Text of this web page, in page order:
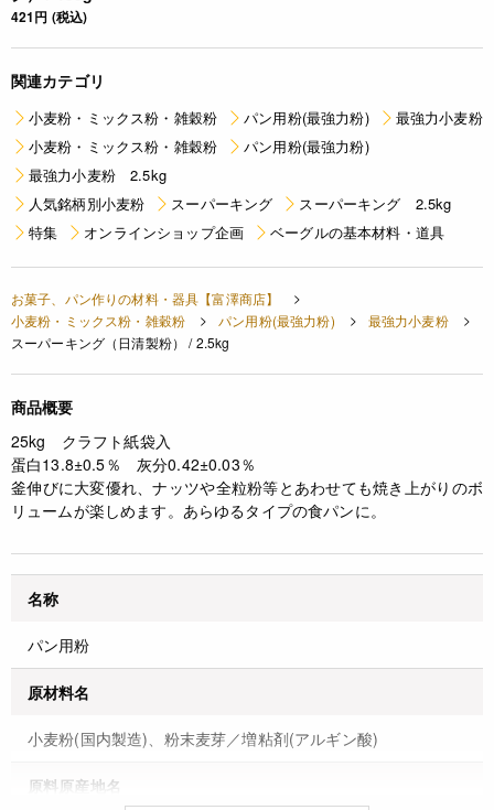
421円 (税込)
関連カテゴリ
小麦粉・ミックス粉・雑穀粉 パン用粉(最強力粉)
最強力小麦粉
小麦粉・ミックス粉・雑穀粉
パン用粉(最強力粉)
最強力小麦粉 2.5kg
人気銘柄別小麦粉
スーパーキング
スーパーキング 2.5kg
特集
オンラインショップ企画 ベーグルの基本材料・道具
お菓子、パン作りの材料・器具【富澤商店】
小麦粉・ミックス粉・雑穀粉
パン用粉(最強力粉)
最強力小麦粉
スーパーキング（日清製粉） / 2.5kg
商品概要
25kg クラフト紙袋入
蛋白13.8±0.5％ 灰分0.42±0.03％
釜伸びに大変優れ、ナッツや全粒粉等とあわせても焼き上がりのボ
リュームが楽しめます。あらゆるタイプの食パンに。
名称
パン用粉
原材料名
小麦粉(国内製造)、粉末麦芽／増粘剤(アルギン酸)
原料原産地名